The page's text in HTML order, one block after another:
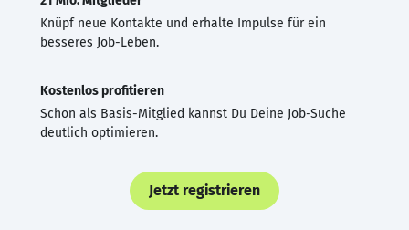
Knüpf neue Kontakte und erhalte Impulse für ein
besseres Job-Leben.
Kostenlos profitieren
Schon als Basis-Mitglied kannst Du Deine Job-Suche
deutlich optimieren.
Jetzt registrieren